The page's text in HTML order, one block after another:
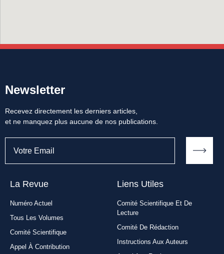
Newsletter
Recevez directement les derniers articles,
et ne manquez plus aucune de nos publications.
La Revue
Numéro Actuel
Tous Les Volumes
Comité Scientifique
Appel À Contribution
Liens Utiles​
Comité Scientifique Et De
Lecture
Comité De Rédaction
Instructions Aux Auteurs